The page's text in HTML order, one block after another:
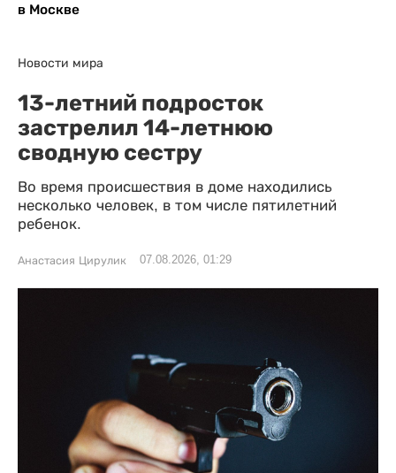
в Москве
Новости мира
13-летний подросток
застрелил 14-летнюю
сводную сестру
Во время происшествия в доме находились
несколько человек, в том числе пятилетний
ребенок.
Анастасия Цирулик 07.08.2026, 01:29